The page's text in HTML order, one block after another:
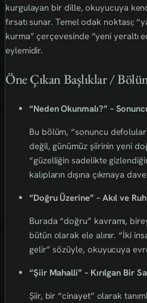
kurgulayan bir dille, okuyucuya
fırsatı sunar. Temel odak noktası;
kurma” çerçevesinde “yeni yeraltı
eylemidir.
Öne Çıkan Başlıklar /
“Neden Okunmalı?” –
Bu bölüm, “sonuncu
değil, günümüz şiirinin yeni
“güzelliğin sadelikte
kalıpların dışına çıkmaya
“Doğru Üzerine” – Akıl ve
Burada “doğru” kavramı,
bütün olarak ele alınır. “İki
gelir” sözüyle, okuyucuya
“Şiir Mahalli” – Kırılgan Bir
Şiir, bir “cinayet” olarak